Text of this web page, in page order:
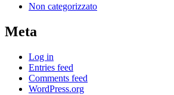
Non categorizzato
Meta
Log in
Entries feed
Comments feed
WordPress.org